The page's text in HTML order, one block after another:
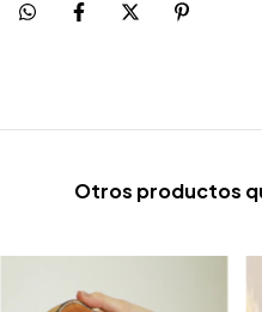
Otros productos